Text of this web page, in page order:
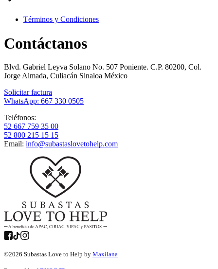
Términos y Condiciones
Contáctanos
Blvd. Gabriel Leyva Solano No. 507 Poniente. C.P. 80200, Col.
Jorge Almada, Culiacán Sinaloa México
Solicitar factura
WhatsApp: 667 330 0505
Teléfonos:
52 667 759 35 00
52 800 215 15 15
Email: info@subastaslovetohelp.com
©2026 Subastas Love to Help by Maxilana